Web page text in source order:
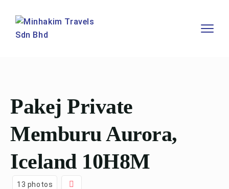
Pakej Private
Memburu Aurora,
Iceland 10H8M
13 photos